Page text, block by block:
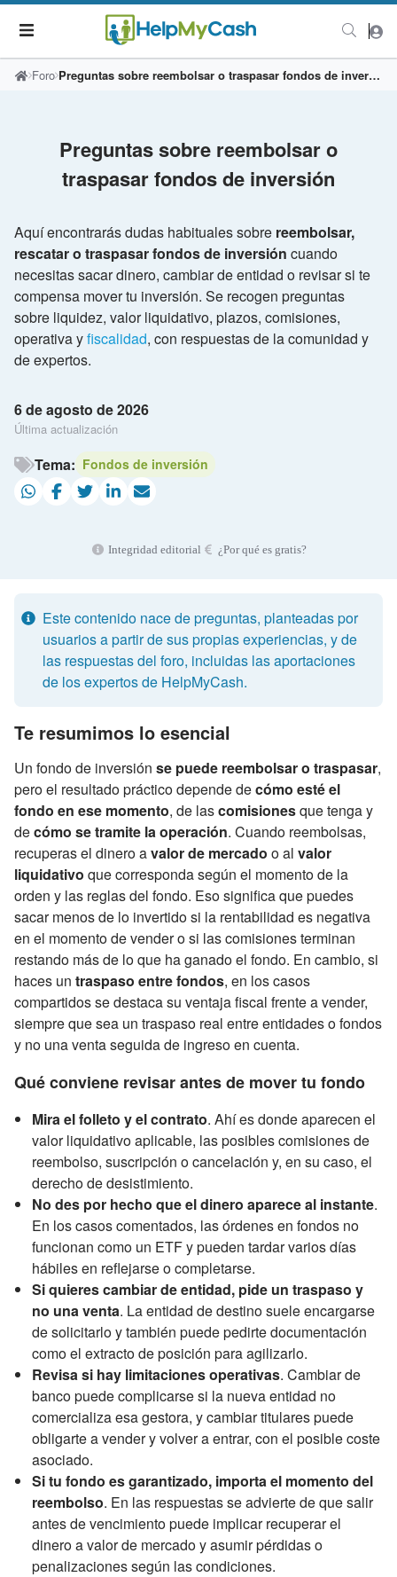
Foro Preguntas sobre reembolsar o traspasar fondos de inversión
Preguntas sobre reembolsar o
traspasar fondos de inversión
Aquí encontrarás dudas habituales sobre reembolsar,
rescatar o traspasar fondos de inversión cuando
necesitas sacar dinero, cambiar de entidad o revisar si te
compensa mover tu inversión. Se recogen preguntas
sobre liquidez, valor liquidativo, plazos, comisiones,
operativa yfiscalidad, con respuestas de la comunidad y
de expertos.
6 de agosto de 2026
Última actualización
Tema: Fondos de inversión
Integridad editorial ¿Por qué es gratis?
Este contenido nace de preguntas, planteadas por
usuarios a partir de sus propias experiencias, y de
las respuestas del foro, incluidas las aportaciones
de los expertos de HelpMyCash.
Te resumimos lo esencial
Un fondo de inversión se puede reembolsar o traspasar,
pero el resultado práctico depende decómo esté el
fondo en ese momento, de lascomisionesque tenga y
decómo se tramite la operación. Cuando reembolsas,
recuperas el dinero avalor de mercado o al valor
liquidativo que corresponda según el momento de la
orden y las reglas del fondo. Eso significa que puedes
sacar menos de lo invertido si la rentabilidad es negativa
en el momento de vender o si las comisiones terminan
restando más de lo que ha ganado el fondo. En cambio, si
haces un traspaso entre fondos, en los casos
compartidos se destaca su ventaja fiscal frente a vender,
siempre que sea un traspaso real entre entidades o fondos
y no una venta seguida de ingreso en cuenta.
Qué conviene revisar antes de mover tu fondo
Mira el folleto y el contrato. Ahí es donde aparecen el
valor liquidativo aplicable, las posibles comisiones de
reembolso, suscripción o cancelación y, en su caso, el
derecho de desistimiento.
No des por hecho que el dinero aparece al instante.
En los casos comentados, las órdenes en fondos no
funcionan como un ETF y pueden tardar varios días
hábiles en reflejarse o completarse.
Si quieres cambiar de entidad, pide un traspaso y
no una venta. La entidad de destino suele encargarse
de solicitarlo y también puede pedirte documentación
como el extracto de posición para agilizarlo.
Revisa si hay limitaciones operativas. Cambiar de
banco puede complicarse si la nueva entidad no
comercializa esa gestora, y cambiar titulares puede
obligarte a vender y volver a entrar, con el posible coste
asociado.
Si tu fondo es garantizado, importa el momento del
reembolso. En las respuestas se advierte de que salir
antes de vencimiento puede implicar recuperar el
dinero a valor de mercado y asumir pérdidas o
penalizaciones según las condiciones.